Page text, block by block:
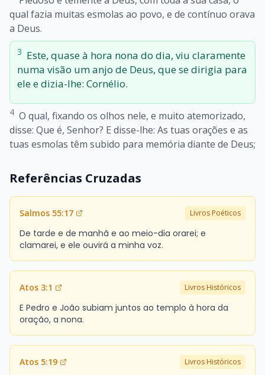
qual fazia muitas esmolas ao povo, e de contínuo orava
a Deus.
3 Este, quase à hora nona do dia, viu claramente
numa visão um anjo de Deus, que se dirigia para
ele e dizia-lhe: Cornélio.
4 O qual, fixando os olhos nele, e muito atemorizado,
disse: Que é, Senhor? E disse-lhe: As tuas orações e as
tuas esmolas têm subido para memória diante de Deus;
Referências Cruzadas
Salmos 55:17 Livros Poéticos
De tarde e de manhã e ao meio-dia orarei; e
clamarei, e ele ouvirá a minha voz.
Atos 3:1 Livros Históricos
E Pedro e João subiam juntos ao templo à hora da
oração, a nona.
Atos 5:19 Livros Históricos